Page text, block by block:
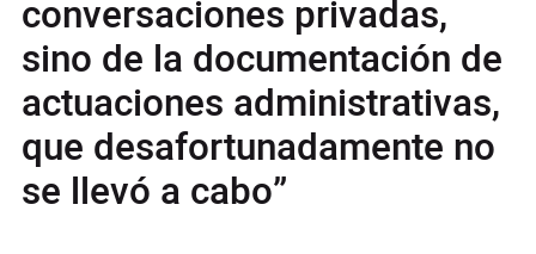
conversaciones privadas,
sino de la documentación de
actuaciones administrativas,
que desafortunadamente no
se llevó a cabo”